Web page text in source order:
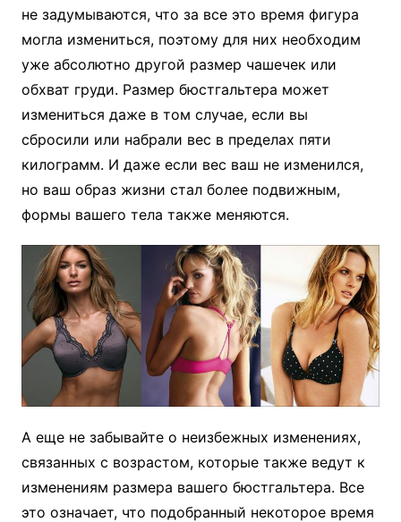
не задумываются, что за все это время фигура
могла измениться, поэтому для них необходим
уже абсолютно другой размер чашечек или
обхват груди. Размер бюстгальтера может
измениться даже в том случае, если вы
сбросили или набрали вес в пределах пяти
килограмм. И даже если вес ваш не изменился,
но ваш образ жизни стал более подвижным,
формы вашего тела также меняются.
А еще не забывайте о неизбежных изменениях,
связанных с возрастом, которые также ведут к
изменениям размера вашего бюстгальтера. Все
это означает, что подобранный некоторое время